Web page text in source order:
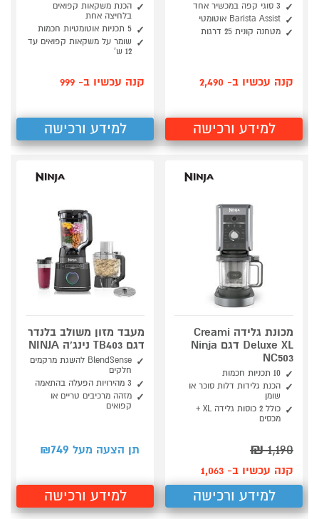
3 סוגי קפה במכשיר אחד
Barista Assist אוטומטי
מטחנה קונית 25 דרגות
קנה עכשיו ב- 2,490
למידע ורכישה
הכנת משקאות קפואים
בלחיצה אחת
5 תכניות אוטומטיות חכמות
שומר על משקאות קפואים עד
12 ש'
קנה עכשיו ב- 999
למידע ורכישה
מכונת גלידה Creami
Deluxe XL דגם Ninja
NC503
10 תכניות חכמות
הכנת גלידות דלות סוכר או
שומן
כולל 2 כוסות גלידה XL +
מכסים
1,190
₪
קנה עכשיו ב- 1,063
למידע ורכישה
מעבד מזון משולב בלנדר
דגם TB403 נינג'ה NINJA
BlendSense להשגת מרקמים
חלקים
3 מהירויות הפעלה בהתאמה
מזהה מרכיבים טריים או
קפואים
תן הצעה מעל ₪ 749
למידע ורכישה